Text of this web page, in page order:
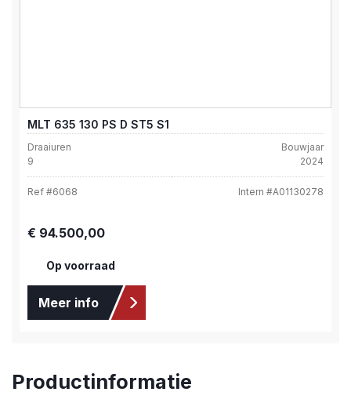
MLT 635 130 PS D ST5 S1
Draaiuren
9
Bouwjaar
2024
Ref #6068 Intern #A01130278
Normale prijs:
€ 94.500,00
Op voorraad
Meer info
Productinformatie